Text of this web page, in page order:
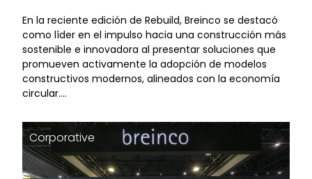
En la reciente edición de Rebuild, Breinco se destacó
como líder en el impulso hacia una construcción más
sostenible e innovadora al presentar soluciones que
promueven activamente la adopción de modelos
constructivos modernos, alineados con la economía
circular….
Corporative